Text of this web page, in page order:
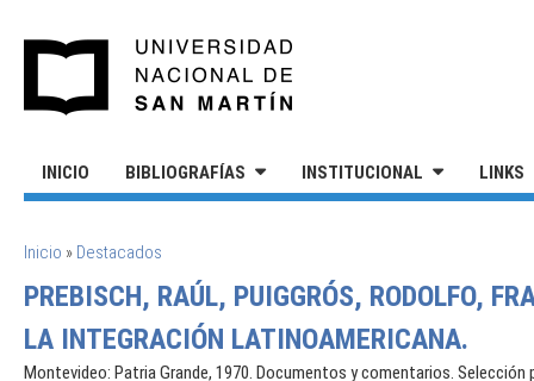
INICIO BIBLIOGRAFÍAS INSTITUCIONAL LINKS
SE ENCUENTRA USTED AQUÍ
Inicio » Destacados
PREBISCH, RAÚL, PUIGGRÓS, RODOLFO,
LA INTEGRACIÓN LATINOAMERICANA.
Montevideo: Patria Grande, 1970. Documentos y comentarios. Selección